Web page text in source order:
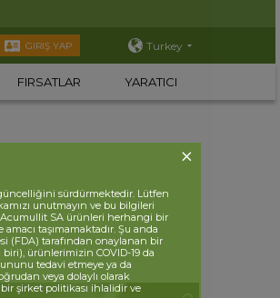
GIRIŞ YAP Turkey
FIRSATLAR YARATICI
sürdürmektedir. Lütfen
unutmayın ve bu bilgileri
Acumullit SA ürünleri herhangi bir
taşımamaktadır. Şu anda
(FDA) tarafından onaylanan bir
ürünlerimizin COVID-19 da
tedavi etmeye ya da
veya dolaylı olarak
şirket politikası ihlalidir ve